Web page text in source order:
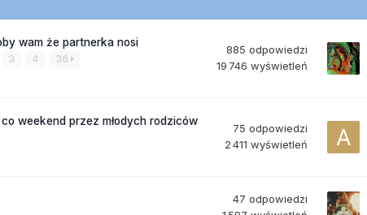
wam że partnerka nosi
3 4 36
885 odpowiedzi
19 746 wyświetleń
weekend przez młodych rodziców
75 odpowiedzi
2 411 wyświetleń
47 odpowiedzi